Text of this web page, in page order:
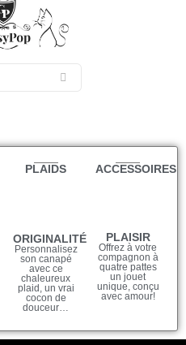
PLAIDS
ORIGINALITÉ
Personnalisez
son canapé
avec ce
chaleureux
plaid, un vrai
cocon de
douceur…
ACCESSOIRES
PLAISIR
Offrez à votre
compagnon à
quatre pattes
un jouet
unique, conçu
avec amour!